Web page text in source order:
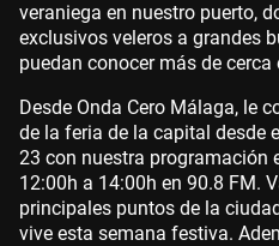
veraniega en nuestro puerto,
exclusivos veleros a grandes
puedan conocer más de cerca
Desde Onda Cero Málaga, le
de la feria de la capital desde
23 con nuestra programación
12:00h a 14:00h en 90.8 FM.
principales puntos de la
vive esta semana festiva.